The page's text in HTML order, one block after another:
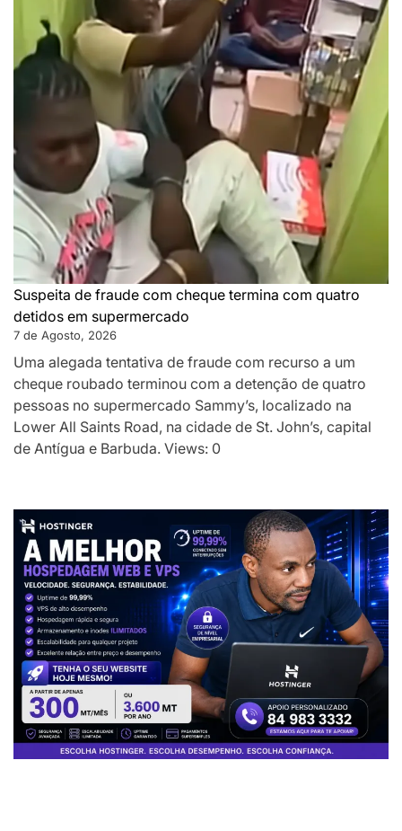
Suspeita de fraude com cheque termina com quatro
detidos em supermercado
7 de Agosto, 2026
Uma alegada tentativa de fraude com recurso a um
cheque roubado terminou com a detenção de quatro
pessoas no supermercado Sammy’s, localizado na
Lower All Saints Road, na cidade de St. John’s, capital
de Antígua e Barbuda. Views: 0